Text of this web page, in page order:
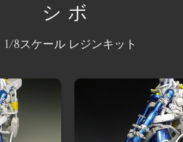
シボ
1/8スケール レジンキット